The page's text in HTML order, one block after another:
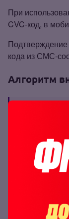
При
CVC‑код, в
Подтверждение
кода из
Алгоритм
Дизайн и
betcity.ru и
Процедура
меню под
верхнем левом
В меню и